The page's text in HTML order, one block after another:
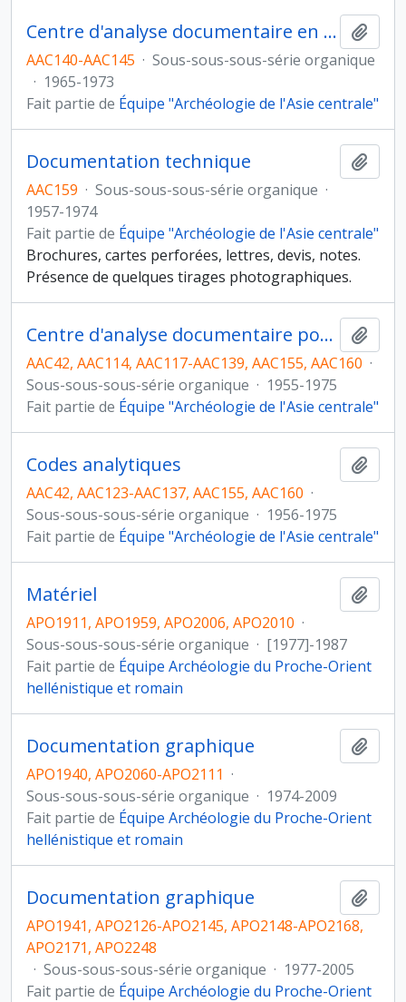
Centre d'analyse documentaire en archéologie, bureau de Paris
AAC140-AAC145 · Sous-sous-sous-série organique
· 1965-1973
Fait partie de Équipe "Archéologie de l'Asie centrale"
Documentation technique
AAC159 · Sous-sous-sous-série organique ·
1957-1974
Fait partie de Équipe "Archéologie de l'Asie centrale"
Brochures, cartes perforées, lettres, devis, notes.
Présence de quelques tirages photographiques.
Centre d'analyse documentaire pour l'archéologie, bureau de Marseille
AAC42, AAC114, AAC117-AAC139, AAC155, AAC160 ·
Sous-sous-sous-série organique · 1955-1975
Fait partie de Équipe "Archéologie de l'Asie centrale"
Codes analytiques
AAC42, AAC123-AAC137, AAC155, AAC160 ·
Sous-sous-sous-série organique · 1956-1975
Fait partie de Équipe "Archéologie de l'Asie centrale"
Matériel
APO1911, APO1959, APO2006, APO2010 ·
Sous-sous-sous-série organique · [1977]-1987
Fait partie de Équipe Archéologie du Proche-Orient
hellénistique et romain
Documentation graphique
APO1940, APO2060-APO2111 ·
Sous-sous-sous-série organique · 1974-2009
Fait partie de Équipe Archéologie du Proche-Orient
hellénistique et romain
Documentation graphique
APO1941, APO2126-APO2145, APO2148-APO2168,
APO2171, APO2248
· Sous-sous-sous-série organique · 1977-2005
Fait partie de Équipe Archéologie du Proche-Orient